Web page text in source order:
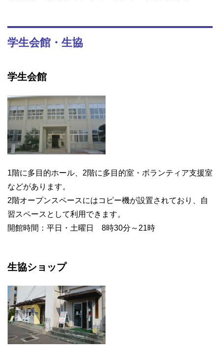
学生会館・生協
学生会館
1階に多目的ホール、2階に多目的室・ボランティア支援室
などがあります。
2階オープンスペースにはコピー機が設置されており、自
習スペースとして利用できます。
開館時間：平日・土曜日 8時30分～21時
生協ショップ